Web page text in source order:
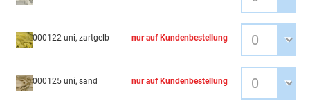
000122 uni, zartgelb nur auf Kundenbestellung
000125 uni, sand nur auf Kundenbestellung